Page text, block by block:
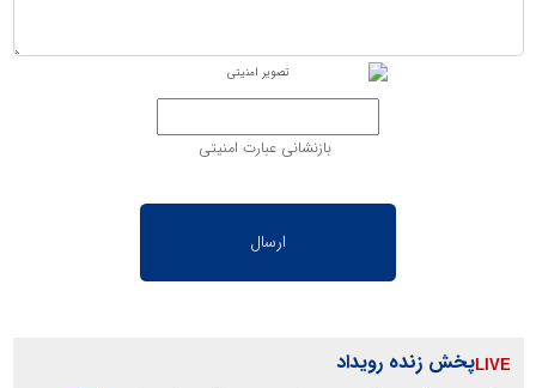
بازنشانی عبارت امنیتی
پخش زنده رویداد